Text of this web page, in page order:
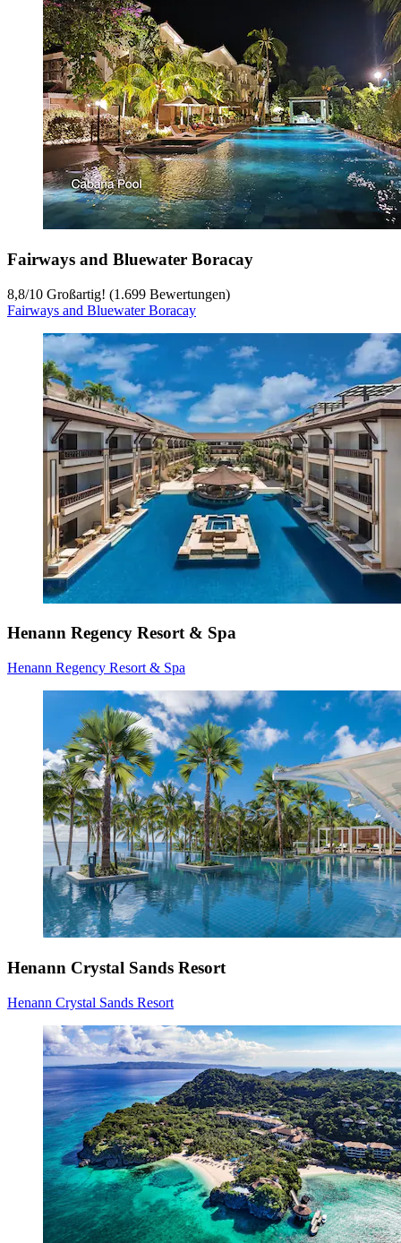
Fairways and Bluewater Boracay
8,8/10 Großartig! (1.699 Bewertungen)
Fairways and Bluewater Boracay
Henann Regency Resort & Spa
Henann Regency Resort & Spa
Henann Crystal Sands Resort
Henann Crystal Sands Resort